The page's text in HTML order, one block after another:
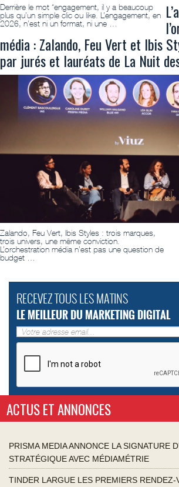
Derrière le mot “engagement, il y a beaucoup
plus qu’un simple clic ou like. L’engagement, en
2026, n’est ni un format, ni une …
média : Zalando, Feu Vert et Ibis
par jurés et lauréats de La Nuit
Zalando, Feu Vert, Ibis Styles : trois marques,
trois univers, une même conviction.
L’orchestration média n’est pas une question de
budget …
RECEVEZ TOUS LES MATINS
LE MEILLEUR DU MARKETING DIGITAL
ACTUS ET ANNONCES
PRISMA MEDIA ANNONCE LA SIGNATURE
STRATÉGIQUE AVEC MÉDIAMÉTRIE
TINDER LARGUE LES PREMIERS RENDEZ-